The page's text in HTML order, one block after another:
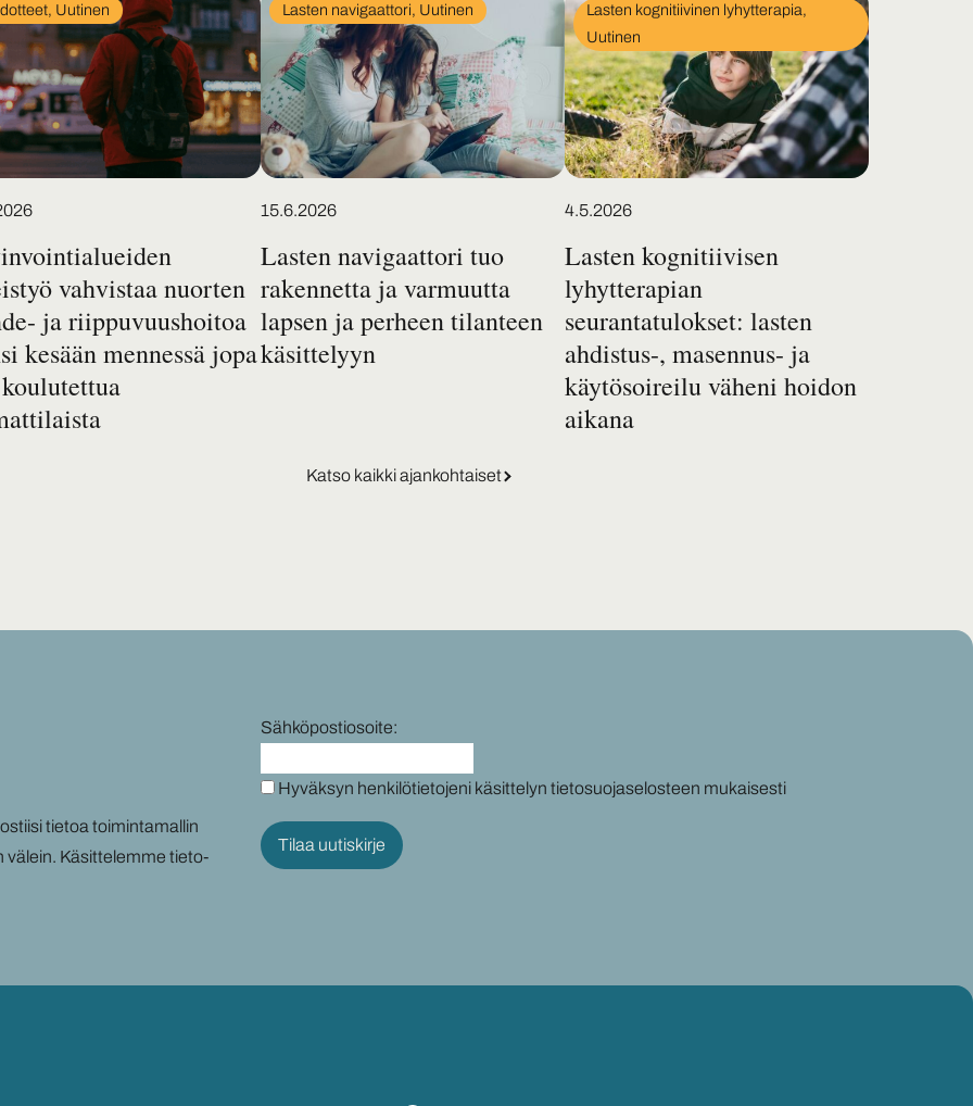
, Uutinen
vahvistaa nuorten
ja riippuvuushoitoa
kesään mennessä jopa
Lasten navigaattori, Uutinen
15.6.2026
Lasten navigaattori tuo
rakennetta ja varmuutta
lapsen ja perheen tilanteen
käsittelyyn
Lasten kognitiivinen lyhytterapia
Uutinen
4.5.2026
Lasten kognitiivisen
lyhytterapian
seurantatulokset: lasten
ahdistus-, masennus- ja
käytösoireilu väheni hoidon
aikana
Katso kaikki ajankohtaiset
tie­toa toi­min­ta­mal­lin
vä­lein. Kä­sit­te­lem­me tie­to­
Sähköpostiosoite:
Hyväksyn henkilötietojeni käsittelyn tietosuojaselosteen mukaisesti